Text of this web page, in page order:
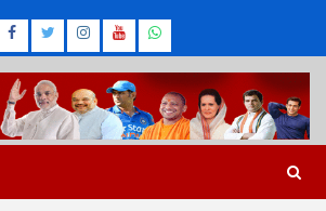
Facebook
Twitter
Instagram
Youtube
Whatsapp